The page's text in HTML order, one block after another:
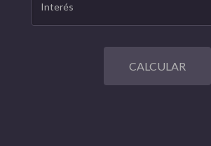
CALCULAR